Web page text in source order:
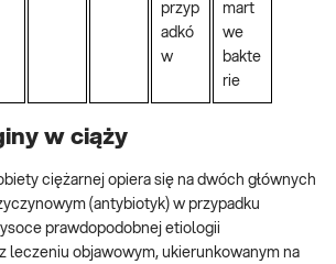
przyp
adkó
w
mart
we
bakte
rie
w ciąży
ciężarnej opiera się na dwóch głównych
(antybiotyk) w przypadku
prawdopodobnej etiologii
leczeniu objawowym, ukierunkowanym na